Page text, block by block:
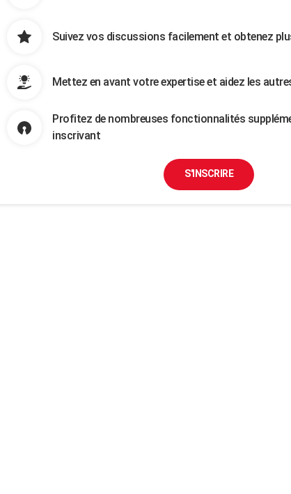
Suivez vos discussions facilement et obtenez
Mettez en avant votre expertise et aidez les
Profitez de nombreuses fonctionnalités
inscrivant
S'INSCRIRE